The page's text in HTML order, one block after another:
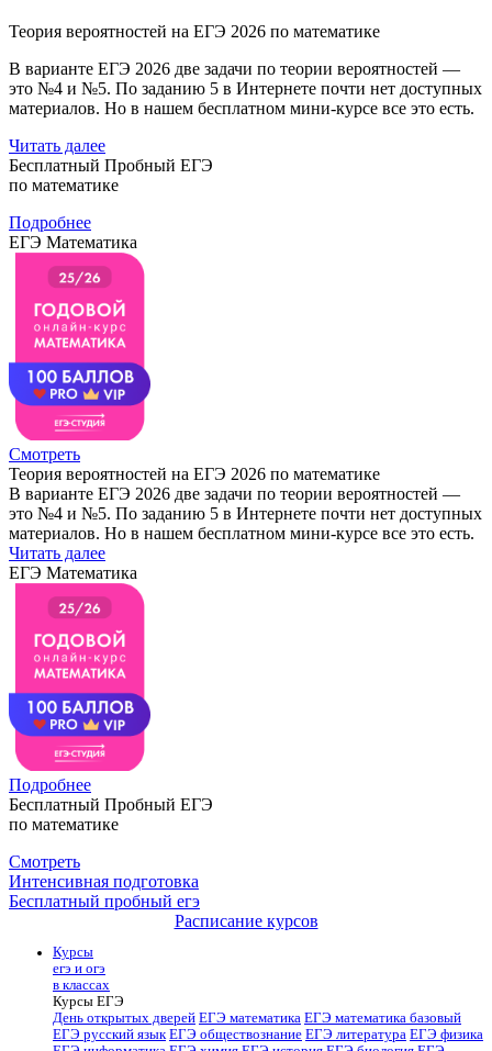
Теория вероятностей на ЕГЭ 2026 по математике
В варианте ЕГЭ 2026 две задачи по теории вероятностей —
это №4 и №5. По заданию 5 в Интернете почти нет доступных
материалов. Но в нашем бесплатном мини-курсе все это есть.
Читать далее
Бесплатный Пробный ЕГЭ
по математике
Подробнее
ЕГЭ Математика
Смотреть
Теория вероятностей на ЕГЭ 2026 по математике
В варианте ЕГЭ 2026 две задачи по теории вероятностей —
это №4 и №5. По заданию 5 в Интернете почти нет доступных
материалов. Но в нашем бесплатном мини-курсе все это есть.
Читать далее
ЕГЭ Математика
Подробнее
Бесплатный Пробный ЕГЭ
по математике
Смотреть
Интенсивная подготовка
Бесплатный пробный егэ
Расписание курсов
Курсы
егэ и огэ
в классах
Курсы ЕГЭ
День открытых дверей ЕГЭ математика ЕГЭ математика базовый
ЕГЭ русский язык ЕГЭ обществознание ЕГЭ литература ЕГЭ физика